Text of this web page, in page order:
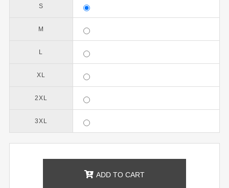
S
M
L
XL
2XL
3XL
ADD TO CART